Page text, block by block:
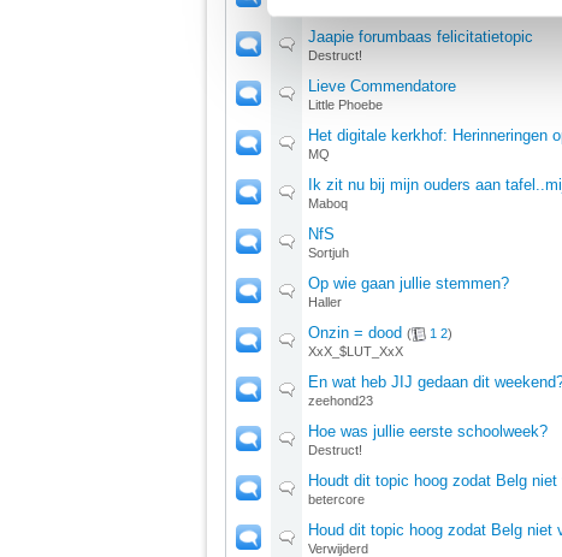
We werken samen met67
Jaapie forumbaas felicitatietopic
Destruct!
Lieve Commendatore
Little Phoebe
Het digitale kerkhof: Herinneringen
MQ
Ik zit nu bij mijn ouders aan
Maboq
NfS
Sortjuh
Op wie gaan jullie stemmen?
Haller
Onzin = dood ( 1 2)
XxX_$LUT_XxX
En wat heb JIJ gedaan dit
zeehond23
Hoe was jullie eerste schoolweek?
Destruct!
Houdt dit topic hoog zodat Belg
betercore
Houd dit topic hoog zodat Belg niet
Verwijderd